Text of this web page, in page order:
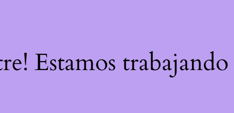
Estamos